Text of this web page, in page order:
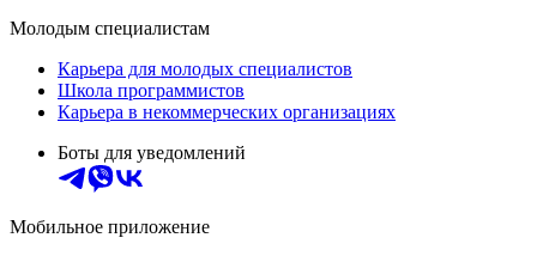
Молодым специалистам
Карьера для молодых специалистов
Школа программистов
Карьера в некоммерческих организациях
Боты для уведомлений
Мобильное приложение